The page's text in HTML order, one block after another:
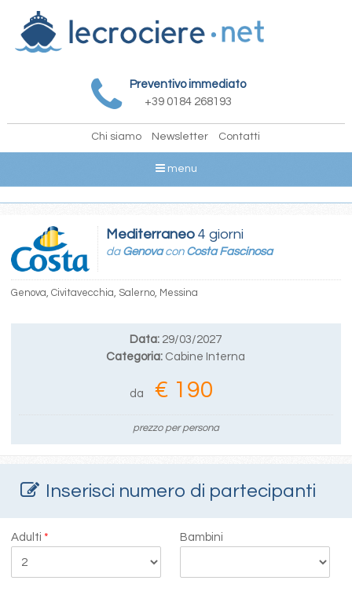
Preventivo immediato
+39 0184 268193
Chi siamo Newsletter Contatti
menu
Mediterraneo4 giorni
da Genovacon Costa Fascinosa
Genova, Civitavecchia, Salerno, Messina
Data: 29/03/2027
Categoria: Cabine Interna
da € 190
prezzo per persona
Inserisci numero di partecipanti
Adulti* Bambini